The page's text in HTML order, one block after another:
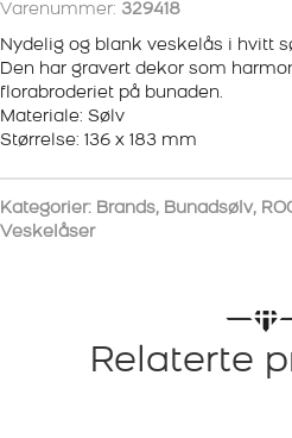
Varenummer: 329418
Nydelig og blank veskelås i hvitt
Den har gravert dekor som
florabroderiet på bunaden.
Materiale: Sølv
Størrelse: 136 x 183 mm
Kategorier: Brands, Bunadsølv,
Veskelåser
Relaterte